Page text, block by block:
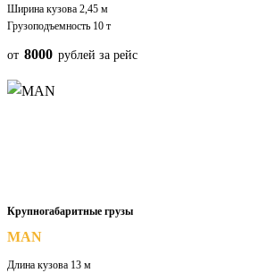
Ширина кузова 2,45 м
Грузоподъемность 10 т
от 8000 рублей за рейс
Крупногабаритные грузы
MAN
Длина кузова 13 м